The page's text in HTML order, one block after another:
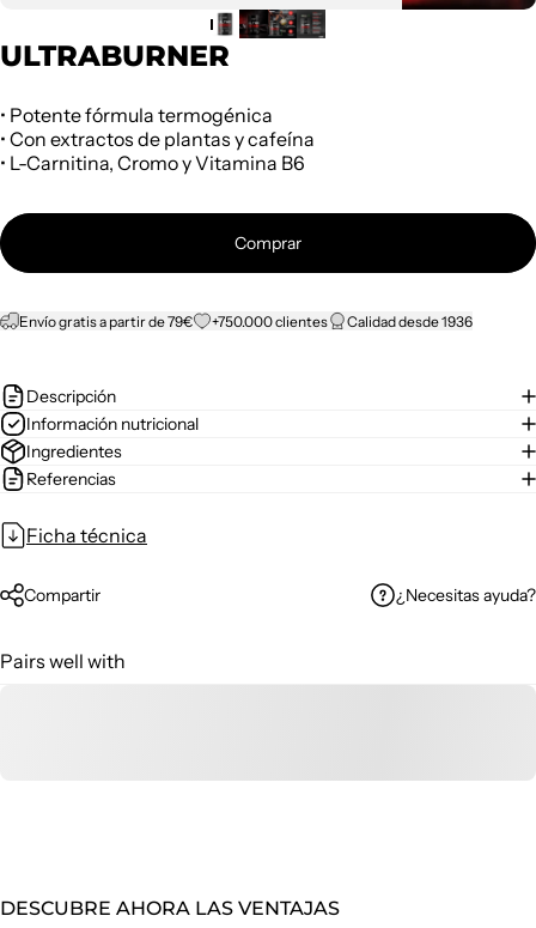
ULTRABURNER
• Potente fórmula termogénica
• Con extractos de plantas y cafeína
• L-Carnitina, Cromo y Vitamina B6
Comprar
Envío gratis a partir de 79€ +750.000 clientes Calidad desde 1936
Descripción
Información nutricional
Ingredientes
Referencias
Ficha técnica
Compartir ¿Necesitas ayuda?
Pairs well with
DESCUBRE AHORA LAS VENTAJAS